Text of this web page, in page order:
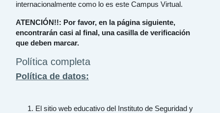
internacionalmente como lo es este Campus Virtual.
ATENCIÓN!!: Por favor, en la página siguiente,
encontrarán casi al final, una casilla de verificación
que deben marcar.
Política completa
Política de datos:
El sitio web educativo del Instituto de Seguridad y